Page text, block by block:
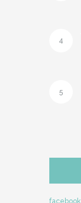
4
5
facebook